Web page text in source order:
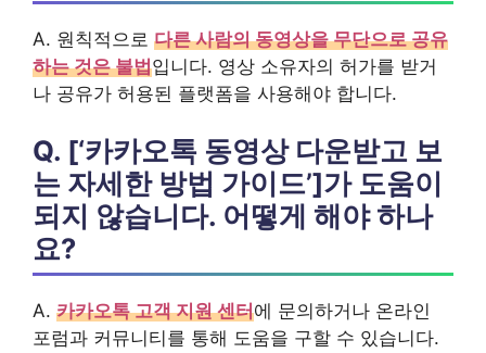
A. 원칙적으로 다른 사람의 동영상을 무단으로 공유
하는 것은 불법입니다. 영상 소유자의 허가를 받거
나 공유가 허용된 플랫폼을 사용해야 합니다.
Q. [‘카카오톡 동영상 다운받고 보
는 자세한 방법 가이드’]가 도움이
되지 않습니다. 어떻게 해야 하나
요?
A. 카카오톡 고객 지원 센터에 문의하거나 온라인
포럼과 커뮤니티를 통해 도움을 구할 수 있습니다.